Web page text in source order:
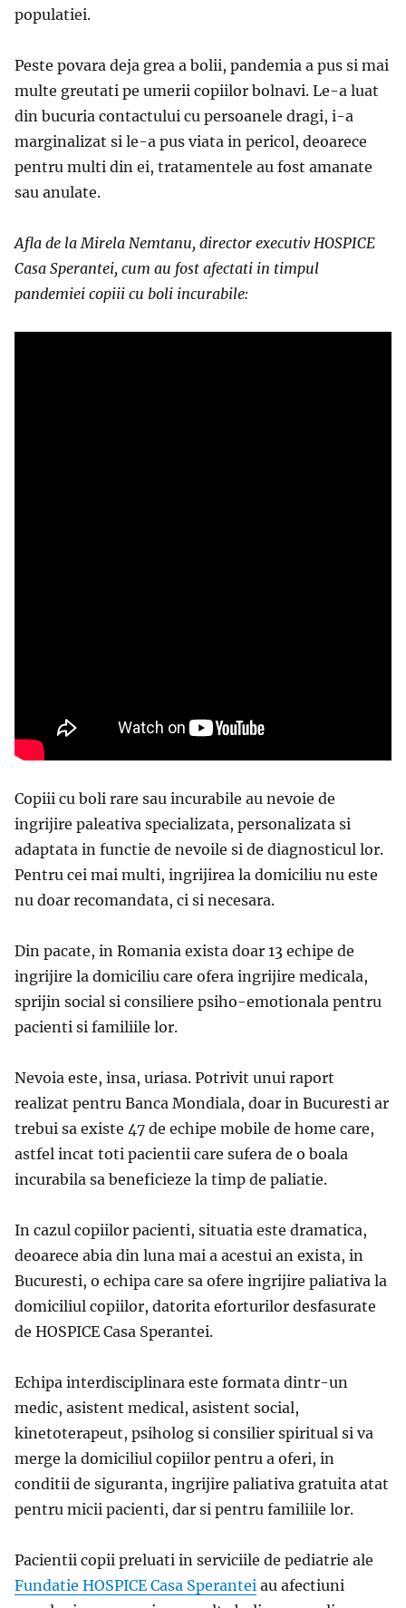
populatiei.
Peste povara deja grea a bolii, pandemia a pus si mai
multe greutati pe umerii copiilor bolnavi. Le-a luat
din bucuria contactului cu persoanele dragi, i-a
marginalizat si le-a pus viata in pericol, deoarece
pentru multi din ei, tratamentele au fost amanate
sau anulate.
Afla de la Mirela Nemtanu, director executiv HOSPICE
Casa Sperantei, cum au fost afectati in timpul
pandemiei copiii cu boli incurabile:
Copiii cu boli rare sau incurabile au nevoie de
ingrijire paleativa specializata, personalizata si
adaptata in functie de nevoile si de diagnosticul lor.
Pentru cei mai multi, ingrijirea la domiciliu nu este
nu doar recomandata, ci si necesara.
Din pacate, in Romania exista doar 13 echipe de
ingrijire la domiciliu care ofera ingrijire medicala,
sprijin social si consiliere psiho-emotionala pentru
pacienti si familiile lor.
Nevoia este, insa, uriasa. Potrivit unui raport
realizat pentru Banca Mondiala, doar in Bucuresti ar
trebui sa existe 47 de echipe mobile de home care,
astfel incat toti pacientii care sufera de o boala
incurabila sa beneficieze la timp de paliatie.
In cazul copiilor pacienti, situatia este dramatica,
deoarece abia din luna mai a acestui an exista, in
Bucuresti, o echipa care sa ofere ingrijire paliativa la
domiciliul copiilor, datorita eforturilor desfasurate
de HOSPICE Casa Sperantei.
Echipa interdisciplinara este formata dintr-un
medic, asistent medical, asistent social,
kinetoterapeut, psiholog si consilier spiritual si va
merge la domiciliul copiilor pentru a oferi, in
conditii de siguranta, ingrijire paliativa gratuita atat
pentru micii pacienti, dar si pentru familiile lor.
Pacientii copii preluati in serviciile de pediatrie ale
Fundatie HOSPICE Casa Sperantei au afectiuni